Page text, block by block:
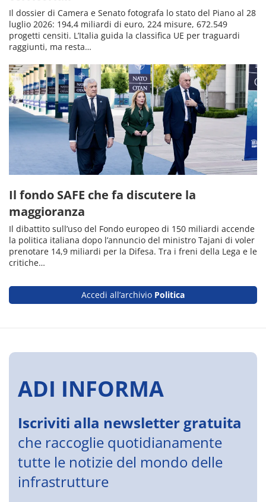
Il dossier di Camera e Senato fotografa lo stato del Piano al 28
luglio 2026: 194,4 miliardi di euro, 224 misure, 672.549
progetti censiti. L’Italia guida la classifica UE per traguardi
raggiunti, ma resta…
Il fondo SAFE che fa discutere la
maggioranza
Il dibattito sull’uso del Fondo europeo di 150 miliardi accende
la politica italiana dopo l’annuncio del ministro Tajani di voler
prenotare 14,9 miliardi per la Difesa. Tra i freni della Lega e le
critiche…
Accedi all’archivio Politica
ADI INFORMA
Iscriviti alla newsletter gratuita
che raccoglie quotidianamente
tutte le notizie del mondo delle
infrastrutture